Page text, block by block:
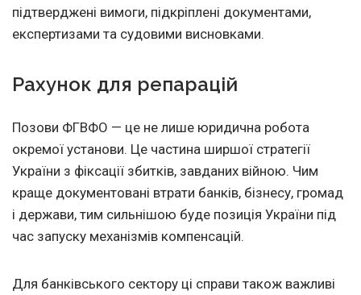
підтверджені вимоги, підкріплені документами,
експертизами та судовими висновками.
Рахунок для репарацій
Позови ФГВФО — це не лише юридична робота
окремої установи. Це частина ширшої стратегії
України з фіксації збитків, завданих війною. Чим
краще документовані втрати банків, бізнесу, громад
і держави, тим сильнішою буде позиція України під
час запуску механізмів компенсацій.
Для банківського сектору ці справи також важливі